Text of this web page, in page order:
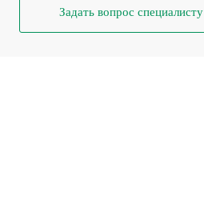
Задать вопрос специалисту